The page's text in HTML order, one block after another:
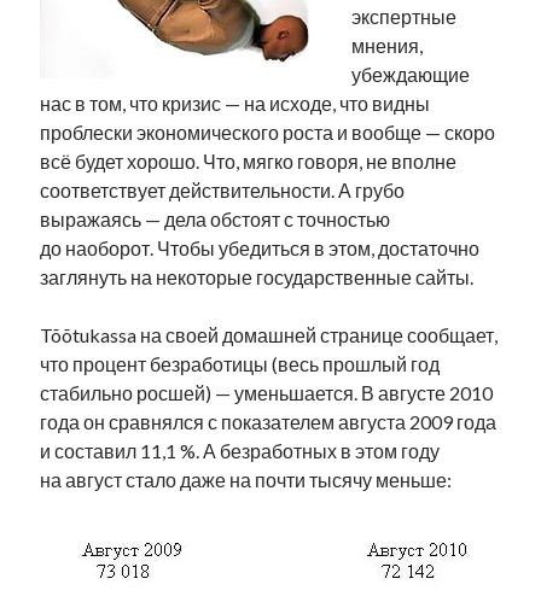
экспертные
мнения,
убеждающие
нас в том, что кризис — на исходе, что видны
проблески экономического роста и вообще — скоро
всё будет хорошо. Что, мягко говоря, не вполне
соответствует действительности. А грубо
выражаясь — дела обстоят с точностью
до наоборот. Чтобы убедиться в этом, достаточно
заглянуть на некоторые государственные сайты.
Tõõtukassa на своей домашней странице сообщает,
что процент безработицы (весь прошлый год
стабильно росшей) — уменьшается. В августе 2010
года он сравнялся с показателем августа 2009 года
и составил 11,1 %. А безработных в этом году
на август стало даже на почти тысячу меньше: